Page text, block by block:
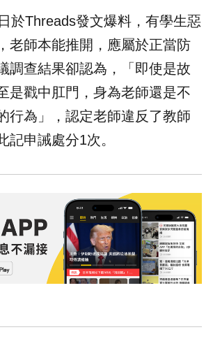
於Threads發文爆料，有學生惡
，老師本能推開，應屬於正當防
調查結果卻認為，「即使是故
是戳中肛門，身為老師還是不
行為」，認定老師違反了教師
記申誡處分1次。